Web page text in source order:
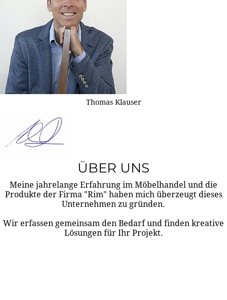
Thomas Klauser
ÜBER UNS
Meine jahrelange Erfahrung im Möbelhandel und die
Produkte der Firma "Rim" haben mich überzeugt dieses
Unternehmen zu gründen.
Wir erfassen gemeinsam den Bedarf und finden kreative
Lösungen für Ihr Projekt.